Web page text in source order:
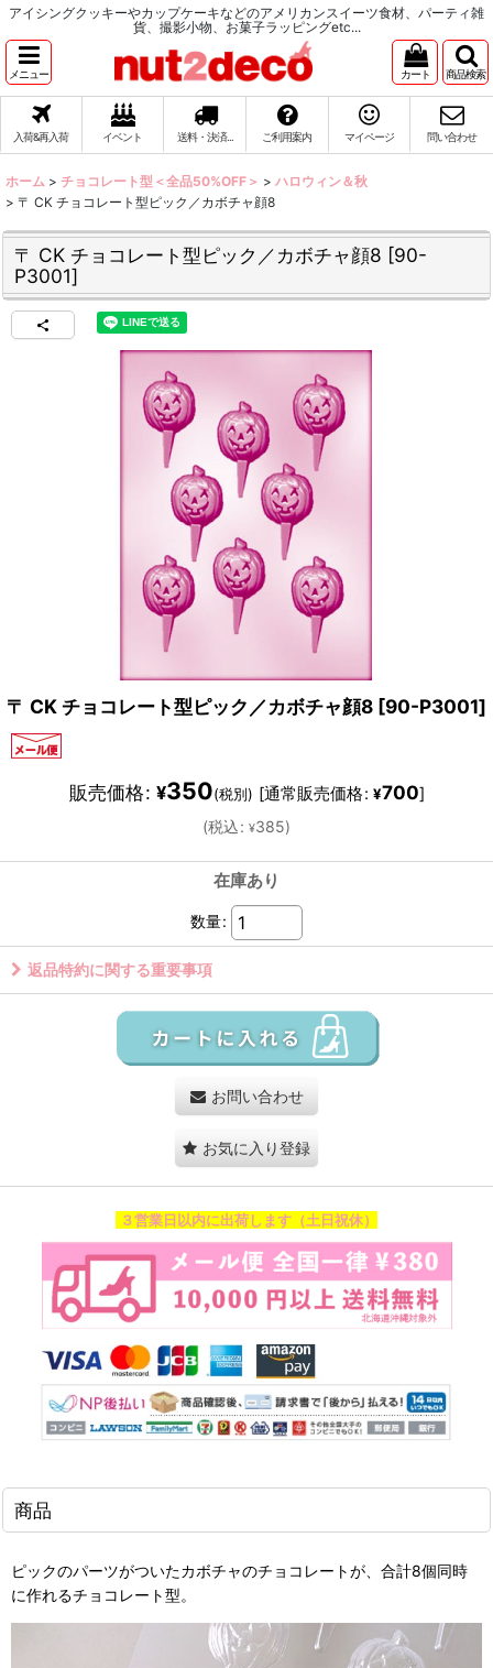
アイシングクッキーやカップケーキなどのアメリカンスイーツ食材、パーティ雑
貨、撮影小物、お菓子ラッピングetc...
メニュー カート 商品検索
入荷&再入荷 イベント 送料・決済... ご利用案内 マイページ 問い合わせ
ホーム > チョコレート型＜全品50%OFF＞ > ハロウィン＆秋
> 〒 CK チョコレート型ピック／カボチャ顔8
〒 CK チョコレート型ピック／カボチャ顔8 [90-
P3001]
〒 CK チョコレート型ピック／カボチャ顔8 [90-P3001]
販売価格: ¥350(税別) [通常販売価格: ¥700]
(税込: ¥385)
在庫あり
数量:
返品特約に関する重要事項
お問い合わせ
お気に入り登録
３営業日以内に出荷します（土日祝休）
商品
ピックのパーツがついたカボチャのチョコレートが、合計8個同時
に作れるチョコレート型。